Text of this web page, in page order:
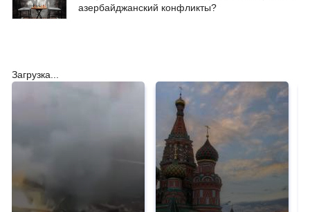
азербайджанский конфликты?
Загрузка...